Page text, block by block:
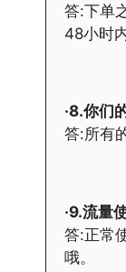
答:下单
48小时
·8.你们
答:所有
·9.流量
答:正常
哦。